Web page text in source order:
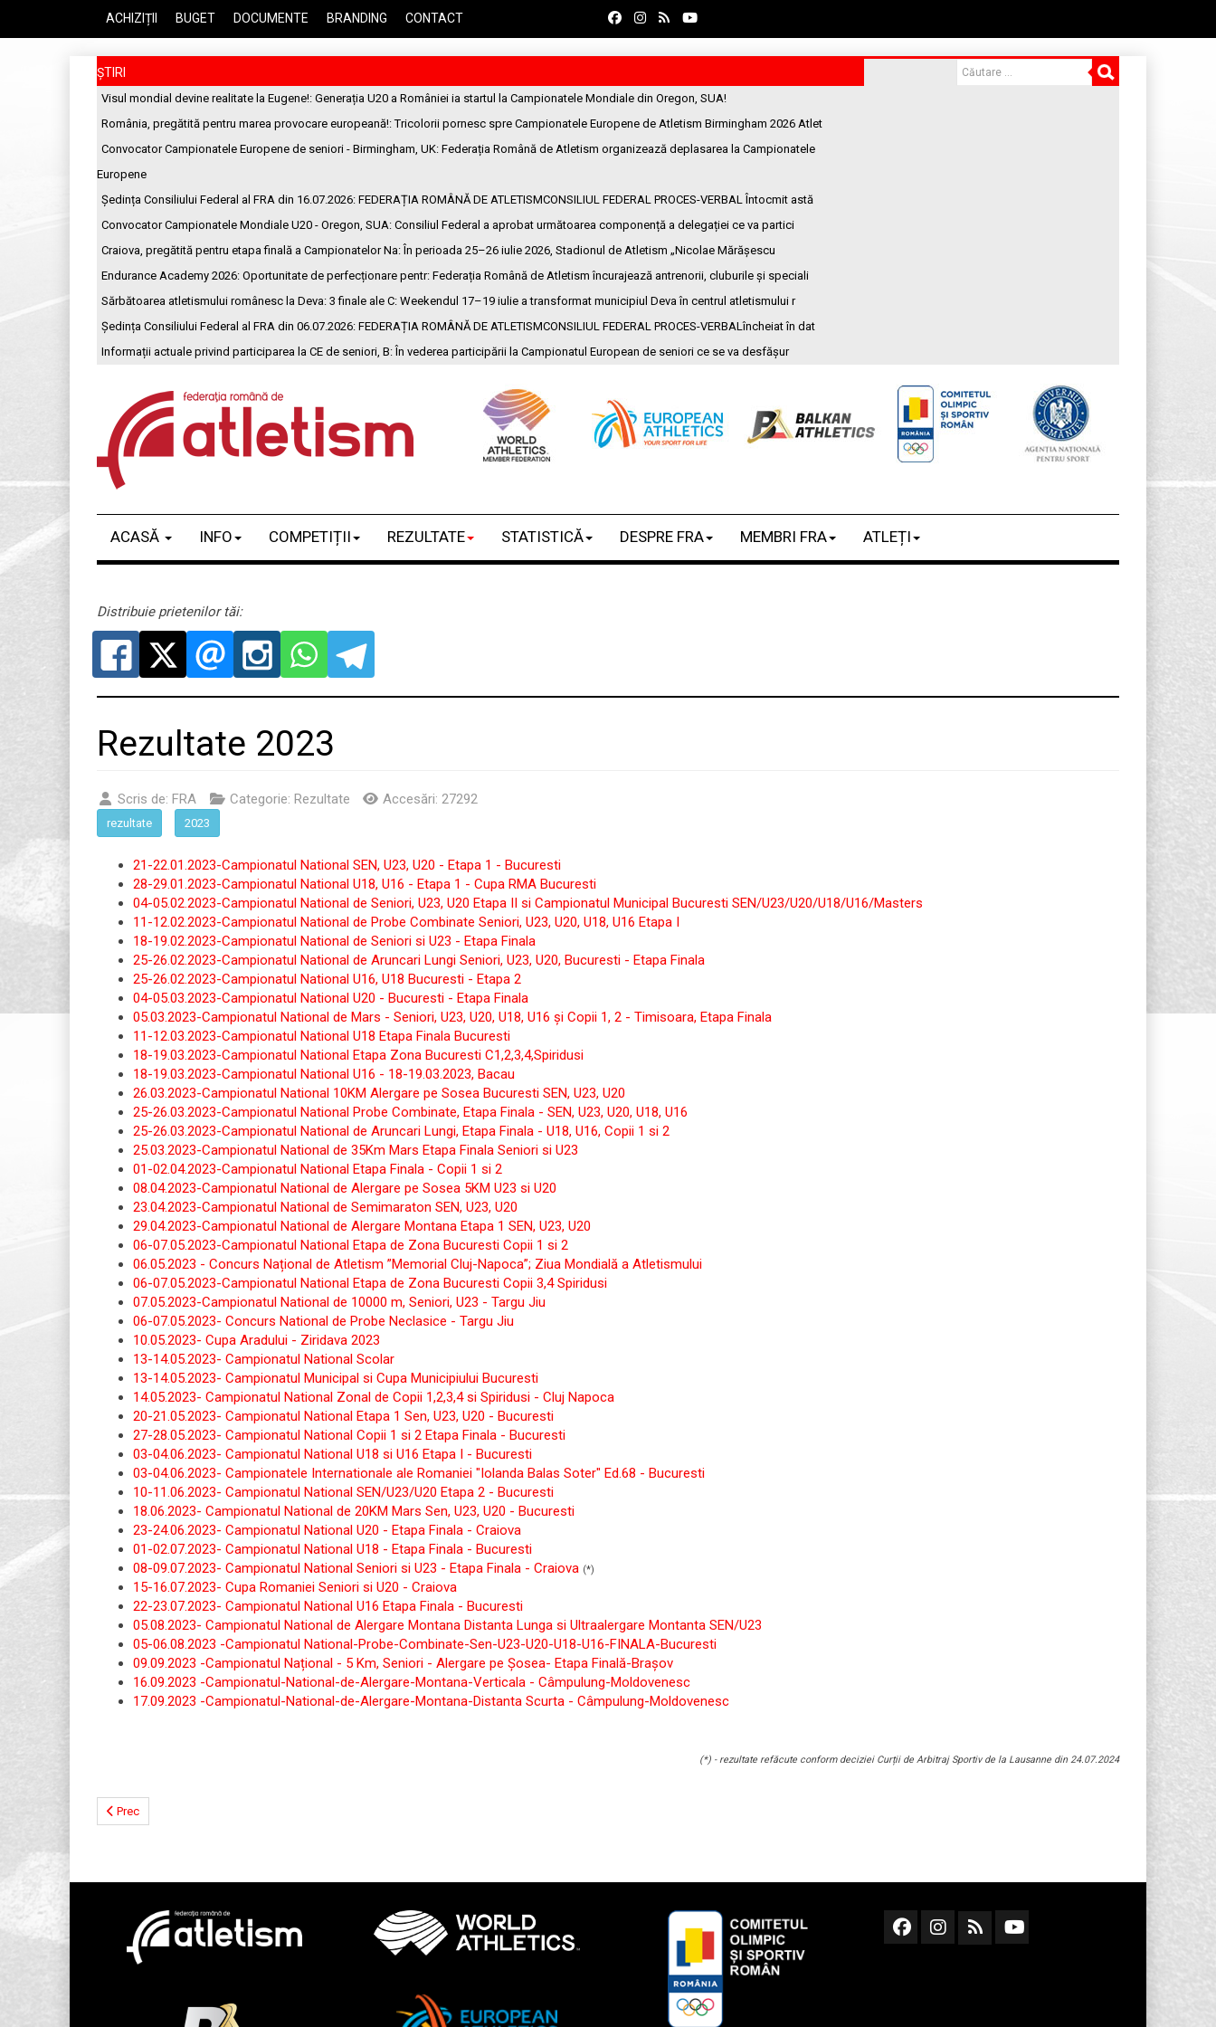
ACHIZIȚII BUGET DOCUMENTE BRANDING CONTACT
ȘTIRI
Visul mondial devine realitate la Eugene!: Generația U20 a României ia startul la Campionatele Mondiale din Oregon, SUA!
România, pregătită pentru marea provocare europeană!: Tricolorii pornesc spre Campionatele Europene de Atletism Birmingham 2026 Atlet
Convocator Campionatele Europene de seniori - Birmingham, UK: Federația Română de Atletism organizează deplasarea la Campionatele
Europene
Ședința Consiliului Federal al FRA din 16.07.2026: FEDERAȚIA ROMÂNĂ DE ATLETISMCONSILIUL FEDERAL PROCES-VERBAL Întocmit astă
Convocator Campionatele Mondiale U20 - Oregon, SUA: Consiliul Federal a aprobat următoarea componență a delegației ce va partici
Craiova, pregătită pentru etapa finală a Campionatelor Na: În perioada 25–26 iulie 2026, Stadionul de Atletism „Nicolae Mărășescu
Endurance Academy 2026: Oportunitate de perfecționare pentr: Federația Română de Atletism încurajează antrenorii, cluburile și speciali
Sărbătoarea atletismului românesc la Deva: 3 finale ale C: Weekendul 17–19 iulie a transformat municipiul Deva în centrul atletismului r
Ședința Consiliului Federal al FRA din 06.07.2026: FEDERAȚIA ROMÂNĂ DE ATLETISMCONSILIUL FEDERAL PROCES-VERBALîncheiat în dat
Informații actuale privind participarea la CE de seniori, B: În vederea participării la Campionatul European de seniori ce se va desfășur
ACASĂ INFO COMPETIȚII REZULTATE STATISTICĂ DESPRE FRA MEMBRI FRA ATLEȚI
Distribuie prietenilor tăi:
Rezultate 2023
Scris de: FRA Categorie: Rezultate Accesări: 27292
rezultate 2023
21-22.01.2023-Campionatul National SEN, U23, U20 - Etapa 1 - Bucuresti
28-29.01.2023-Campionatul National U18, U16 - Etapa 1 - Cupa RMA Bucuresti
04-05.02.2023-Campionatul National de Seniori, U23, U20 Etapa II si Campionatul Municipal Bucuresti SEN/U23/U20/U18/U16/Masters
11-12.02.2023-Campionatul National de Probe Combinate Seniori, U23, U20, U18, U16 Etapa I
18-19.02.2023-Campionatul National de Seniori si U23 - Etapa Finala
25-26.02.2023-Campionatul National de Aruncari Lungi Seniori, U23, U20, Bucuresti - Etapa Finala
25-26.02.2023-Campionatul National U16, U18 Bucuresti - Etapa 2
04-05.03.2023-Campionatul National U20 - Bucuresti - Etapa Finala
05.03.2023-Campionatul National de Mars - Seniori, U23, U20, U18, U16 și Copii 1, 2 - Timisoara, Etapa Finala
11-12.03.2023-Campionatul National U18 Etapa Finala Bucuresti
18-19.03.2023-Campionatul National Etapa Zona Bucuresti C1,2,3,4,Spiridusi
18-19.03.2023-Campionatul National U16 - 18-19.03.2023, Bacau
26.03.2023-Campionatul National 10KM Alergare pe Sosea Bucuresti SEN, U23, U20
25-26.03.2023-Campionatul National Probe Combinate, Etapa Finala - SEN, U23, U20, U18, U16
25-26.03.2023-Campionatul National de Aruncari Lungi, Etapa Finala - U18, U16, Copii 1 si 2
25.03.2023-Campionatul National de 35Km Mars Etapa Finala Seniori si U23
01-02.04.2023-Campionatul National Etapa Finala - Copii 1 si 2
08.04.2023-Campionatul National de Alergare pe Sosea 5KM U23 si U20
23.04.2023-Campionatul National de Semimaraton SEN, U23, U20
29.04.2023-Campionatul National de Alergare Montana Etapa 1 SEN, U23, U20
06-07.05.2023-Campionatul National Etapa de Zona Bucuresti Copii 1 si 2
06.05.2023 - Concurs Național de Atletism ”Memorial Cluj-Napoca”; Ziua Mondială a Atletismului
06-07.05.2023-Campionatul National Etapa de Zona Bucuresti Copii 3,4 Spiridusi
07.05.2023-Campionatul National de 10000 m, Seniori, U23 - Targu Jiu
06-07.05.2023- Concurs National de Probe Neclasice - Targu Jiu
10.05.2023- Cupa Aradului - Ziridava 2023
13-14.05.2023- Campionatul National Scolar
13-14.05.2023- Campionatul Municipal si Cupa Municipiului Bucuresti
14.05.2023- Campionatul National Zonal de Copii 1,2,3,4 si Spiridusi - Cluj Napoca
20-21.05.2023- Campionatul National Etapa 1 Sen, U23, U20 - Bucuresti
27-28.05.2023- Campionatul National Copii 1 si 2 Etapa Finala - Bucuresti
03-04.06.2023- Campionatul National U18 si U16 Etapa I - Bucuresti
03-04.06.2023- Campionatele Internationale ale Romaniei "Iolanda Balas Soter" Ed.68 - Bucuresti
10-11.06.2023- Campionatul National SEN/U23/U20 Etapa 2 - Bucuresti
18.06.2023- Campionatul National de 20KM Mars Sen, U23, U20 - Bucuresti
23-24.06.2023- Campionatul National U20 - Etapa Finala - Craiova
01-02.07.2023- Campionatul National U18 - Etapa Finala - Bucuresti
08-09.07.2023- Campionatul National Seniori si U23 - Etapa Finala - Craiova (*)
15-16.07.2023- Cupa Romaniei Seniori si U20 - Craiova
22-23.07.2023- Campionatul National U16 Etapa Finala - Bucuresti
05.08.2023- Campionatul National de Alergare Montana Distanta Lunga si Ultraalergare Montanta SEN/U23
05-06.08.2023 -Campionatul National-Probe-Combinate-Sen-U23-U20-U18-U16-FINALA-Bucuresti
09.09.2023 -Campionatul Național - 5 Km, Seniori - Alergare pe Șosea- Etapa Finală-Brașov
16.09.2023 -Campionatul-National-de-Alergare-Montana-Verticala - Câmpulung-Moldovenesc
17.09.2023 -Campionatul-National-de-Alergare-Montana-Distanta Scurta - Câmpulung-Moldovenesc
(*) - rezultate refăcute conform deciziei Curții de Arbitraj Sportiv de la Lausanne din 24.07.2024
Prec